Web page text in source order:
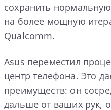
сохранить
на более мощную
Qualcomm.
Asus переместил
центр телефона. Это
преимуществ: он
дальше от ваших рук,